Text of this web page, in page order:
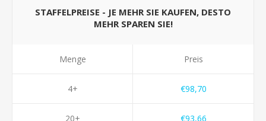
STAFFELPREISE - JE MEHR SIE KAUFEN, DESTO
MEHR SPAREN SIE!
Menge
4+
20+
Preis
€98,70
€93,66